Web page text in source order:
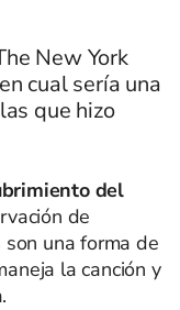
New York
cual sería una
que hizo
del
de
una forma de
la canción y